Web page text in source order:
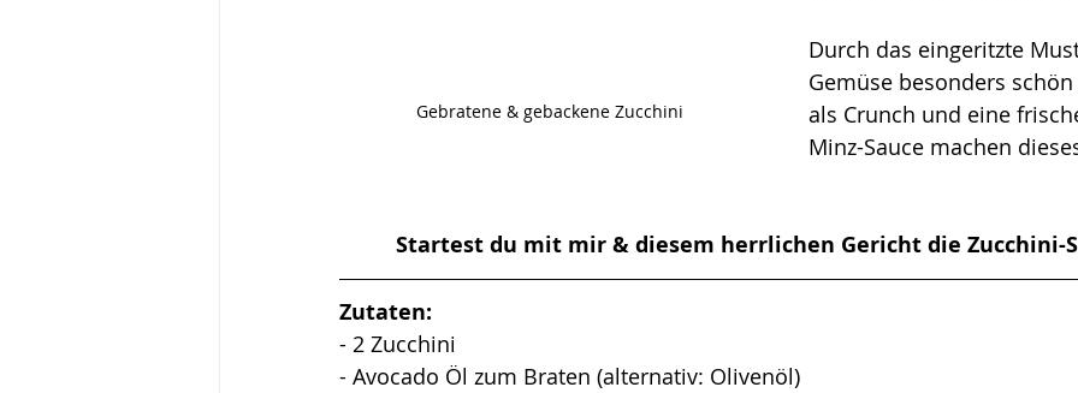
Gebratene & gebackene Zucchini
Durch das eingeritzte
Gemüse besonders
als Crunch und eine
Minz-Sauce machen
Startest du mit mir & diesem herrlichen Gericht die Zucchini-
Zutaten:
- 2 Zucchini
- Avocado Öl zum Braten (alternativ: Olivenöl)